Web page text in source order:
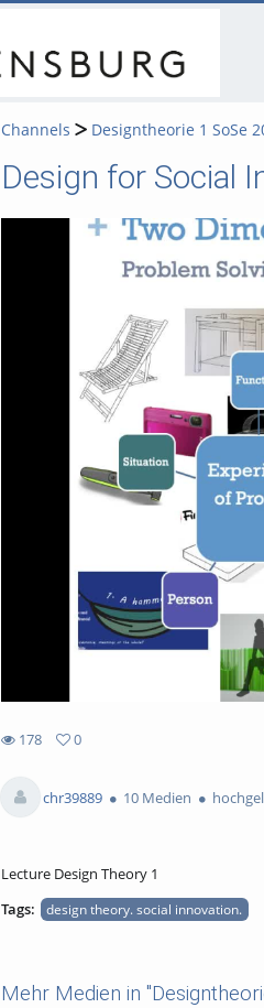
Channels Designtheorie 1 SoSe
Design for Social
178
views
0
favorites
chr39889
10 Medien
Lecture Design Theory 1
Tags:
design theory. social innovation.
Mehr Medien in